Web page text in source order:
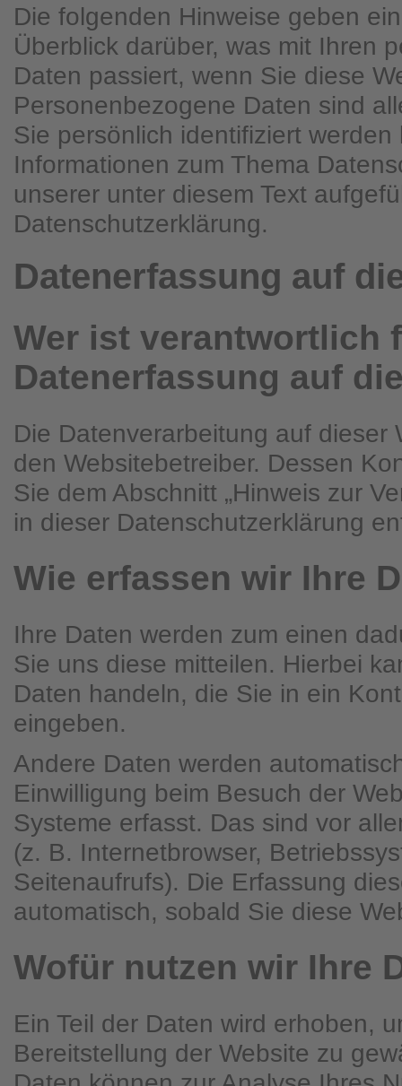
Die folgenden Hinweise geben
Überblick darüber, was mit Ihren
Daten passiert, wenn Sie diese
Personenbezogene Daten sind
Sie persönlich identifiziert
Informationen zum Thema
unserer unter diesem Text
Datenschutzerklärung.
Datenerfassung auf
Wer ist verantwortlich
Datenerfassung auf
Die Datenverarbeitung auf dieser
den Websitebetreiber. Dessen
Sie dem Abschnitt „Hinweis zur
in dieser Datenschutzerklärung
Wie erfassen wir Ihre
Ihre Daten werden zum einen
Sie uns diese mitteilen. Hierbei
Daten handeln, die Sie in ein
eingeben.
Andere Daten werden
Einwilligung beim Besuch der
Systeme erfasst. Das sind vor
(z. B. Internetbrowser,
Seitenaufrufs). Die Erfassung
automatisch, sobald Sie diese
Wofür nutzen wir Ihre
Ein Teil der Daten wird erhoben,
Bereitstellung der Website zu